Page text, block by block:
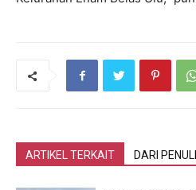
ARTIKEL TERKAIT DARI